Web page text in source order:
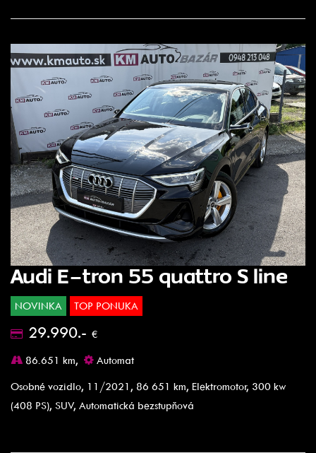
Audi E-tron 55 quattro S line
NOVINKA TOP PONUKA
29.990.- €
86.651 km,
Automat
Osobné vozidlo, 11/2021, 86 651 km, Elektromotor, 300 kw
(408 PS), SUV, Automatická bezstupňová